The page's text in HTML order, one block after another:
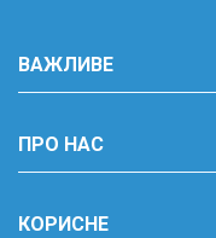
ВАЖЛИВЕ
ПРО НАС
КОРИСНЕ